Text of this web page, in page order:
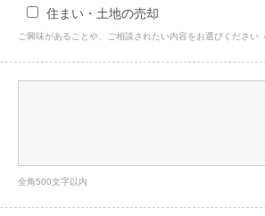
住まい・土地の売却
ご興味があることや、ご相談されたい内容をお選びください
全角500文字以内